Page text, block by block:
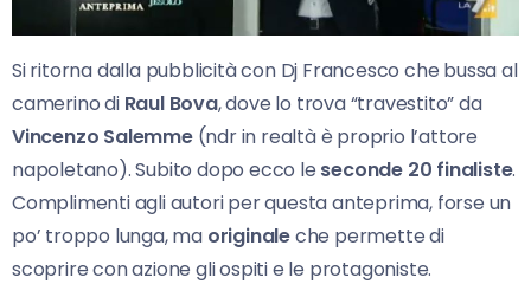
Si ritorna dalla pubblicità con Dj Francesco che bussa al
camerino di Raul Bova, dove lo trova “travestito” da
Vincenzo Salemme(ndr in realtà è proprio l’attore
napoletano). Subito dopo ecco le seconde 20 finaliste.
Complimenti agli autori per questa anteprima, forse un
po’ troppo lunga, ma originaleche permette di
scoprire con azione gli ospiti e le protagoniste.